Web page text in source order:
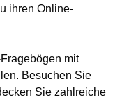
ihren Online-
mit
Besuchen Sie
Sie zahlreiche